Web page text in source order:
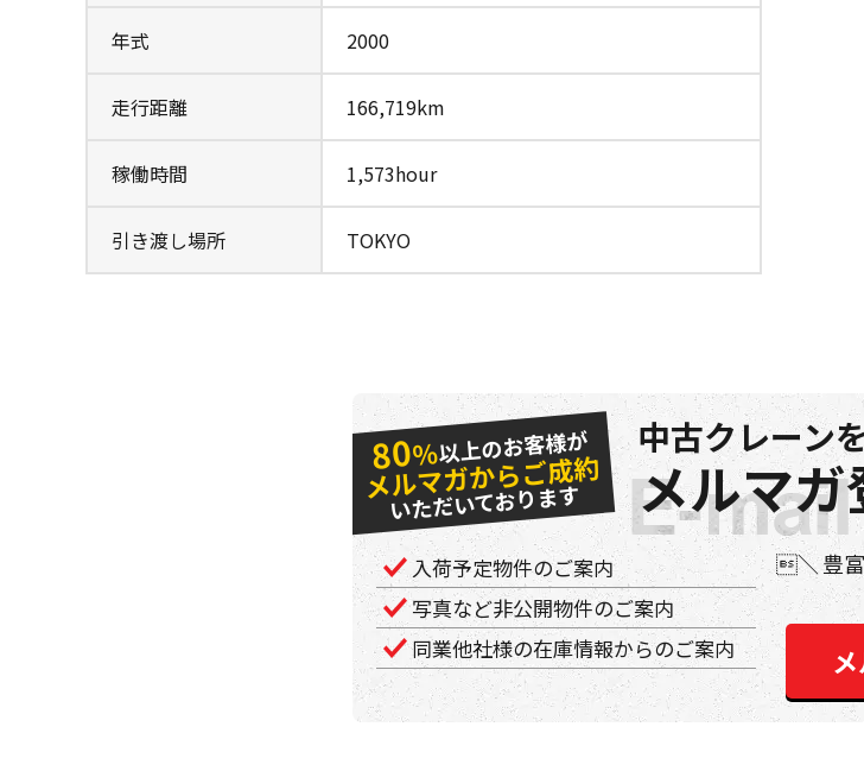
年式 2000
走行距離 166,719km
稼働時間 1,573hour
引き渡し場所 TOKYO
80％以上のお客様が
メルマガからご成約
いただいております
中古クレーン
メルマガ
入荷予定物件のご案内
写真など非公開物件のご案内
同業他社様の在庫情報からのご案内
豊